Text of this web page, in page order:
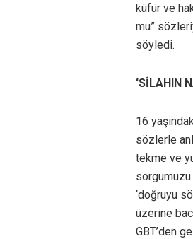
küfür ve
mu”
söyledi.
‘SİLAHIN
16
sözlerle
tekme ve
sorgumuzu
‘doğruyu
üzerine
GBT’den